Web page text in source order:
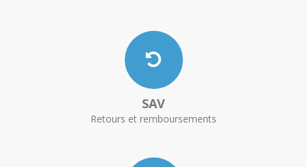
SAV
Retours et remboursements